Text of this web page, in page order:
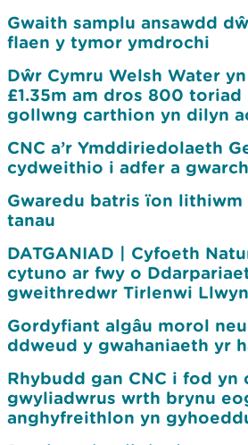
Gwaith samplu ansawdd
flaen y tymor ymdrochi
Dŵr Cymru Welsh Water
£1.35m am dros 800
gollwng carthion yn dilyn
CNC a’r Ymddiriedolaeth
cydweithio i adfer a
Gwaredu batris ïon
tanau
DATGANIAD | Cyfoeth
cytuno ar fwy o
gweithredwr Tirlenwi
Gordyfiant algâu morol
ddweud y gwahaniaeth yr
Rhybudd gan CNC i fod yn
gwyliadwrus wrth brynu
anghyfreithlon yn